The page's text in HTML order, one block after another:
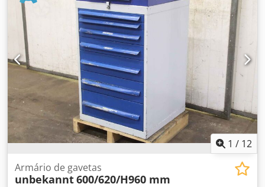
1 / 12
Armário de gavetas
unbekannt600/620/H960 mm